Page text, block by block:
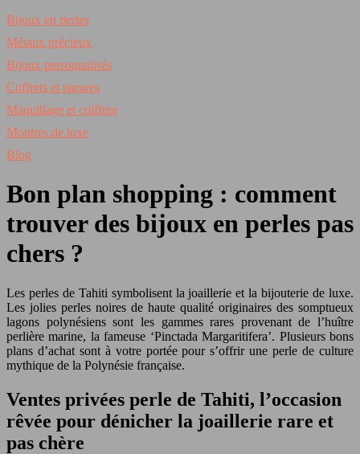
Bijoux en perles
Métaux précieux
Bijoux personnalisés
Coffrets et parures
Maquillage et coiffure
Montres de luxe
Blog
Bon plan shopping : comment
trouver des bijoux en perles pas
chers ?
Les perles de Tahiti symbolisent la joaillerie et la bijouterie de luxe.
Les jolies perles noires de haute qualité originaires des somptueux
lagons polynésiens sont les gammes rares provenant de l’huître
perlière marine, la fameuse ‘Pinctada Margaritifera’. Plusieurs bons
plans d’achat sont à votre portée pour s’offrir une perle de culture
mythique de la Polynésie française.
Ventes privées perle de Tahiti, l’occasion
rêvée pour dénicher la joaillerie rare et
pas chère